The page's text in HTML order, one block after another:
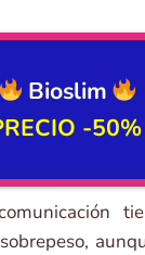
Bioslim
-50%